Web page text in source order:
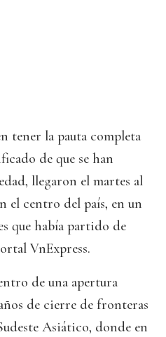
tener la pauta completa
de que se han
llegaron el martes al
el centro del país, en un
que había partido de
VnExpress.
de una apertura
de cierre de fronteras
Asiático, donde en